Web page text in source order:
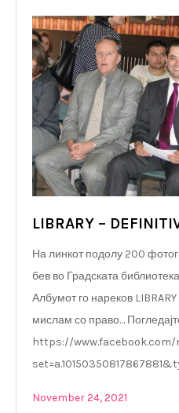
LIBRARY –
На линкот подолу 200
бев во Градската
Албумот го нареков
мислам со право…
https://
November 24, 2021